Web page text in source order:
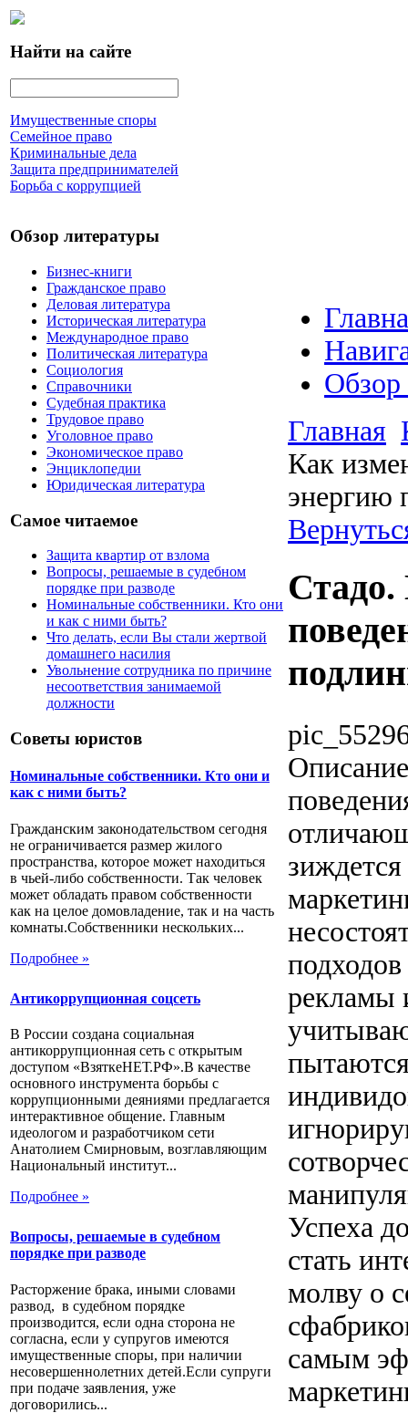
Найти на сайте
Имущественные споры
Семейное право
Криминальные дела
Защита предпринимателей
Борьба с коррупцией
Обзор литературы
Бизнес-книги
Гражданское право
Деловая литература
Историческая литература
Международное право
Политическая литература
Социология
Справочники
Судебная практика
Трудовое право
Уголовное право
Экономическое право
Энциклопедии
Юридическая литература
Самое читаемое
Защита квартир от взлома
Вопросы, решаемые в судебном
порядке при разводе
Номинальные собственники. Кто они
и как с ними быть?
Что делать, если Вы стали жертвой
домашнего насилия
Увольнение сотрудника по причине
несоответствия занимаемой
должности
Советы юристов
Номинальные собственники. Кто они и
как с ними быть?
Гражданским законодательством сегодня
не ограничивается размер жилого
пространства, которое может находиться
в чьей-либо собственности. Так человек
может обладать правом собственности
как на целое домовладение, так и на часть
комнаты.Собственники нескольких...
Подробнее »
Антикоррупционная соцсеть
В России создана социальная
антикоррупционная сеть с открытым
доступом «ВзяткеНЕТ.РФ».В качестве
основного инструмента борьбы с
коррупционными деяниями предлагается
интерактивное общение. Главным
идеологом и разработчиком сети
Анатолием Смирновым, возглавляющим
Национальный институт...
Подробнее »
Вопросы, решаемые в судебном
порядке при разводе
Расторжение брака, иными словами
развод, в судебном порядке
производится, если одна сторона не
согласна, если у супругов имеются
имущественные споры, при наличии
несовершеннолетних детей.Если супруги
при подаче заявления, уже
договорились...
Обзор
Главная
Как
энергию
Стадо.
Описание
рекламы
Успеха
стать
молву о
самым